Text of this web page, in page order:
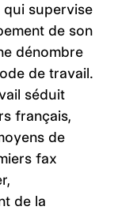
supervise
de son
dénombre
de travail.
séduit
français,
de
fax
de la